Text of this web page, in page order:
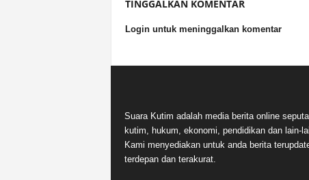
TINGGALKAN KOMENTAR
Login untuk meninggalkan komentar
Suara Kutim adalah media berita online
kutim, hukum, ekonomi, pendidikan dan lain-
Kami menyediakan untuk anda berita
terdepan dan terakurat.